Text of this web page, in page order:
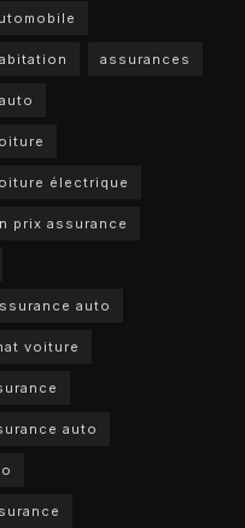
assurances
électrique
prix assurance
auto
voiture
auto